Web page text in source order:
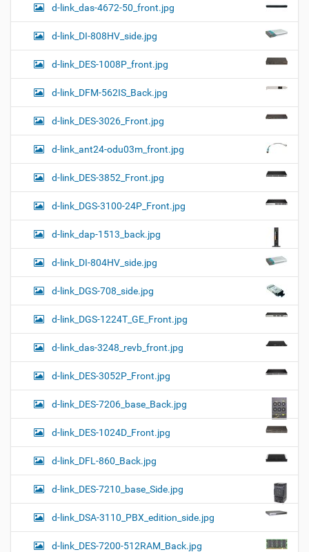
d-link_das-4672-50_front.jpg
d-link_DI-808HV_side.jpg
d-link_DES-1008P_front.jpg
d-link_DFM-562IS_Back.jpg
d-link_DES-3026_Front.jpg
d-link_ant24-odu03m_front.jpg
d-link_DES-3852_Front.jpg
d-link_DGS-3100-24P_Front.jpg
d-link_dap-1513_back.jpg
d-link_DI-804HV_side.jpg
d-link_DGS-708_side.jpg
d-link_DGS-1224T_GE_Front.jpg
d-link_das-3248_revb_front.jpg
d-link_DES-3052P_Front.jpg
d-link_DES-7206_base_Back.jpg
d-link_DES-1024D_Front.jpg
d-link_DFL-860_Back.jpg
d-link_DES-7210_base_Side.jpg
d-link_DSA-3110_PBX_edition_side.jpg
d-link_DES-7200-512RAM_Back.jpg